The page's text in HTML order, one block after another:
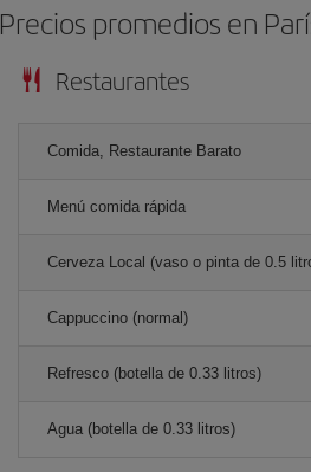
Precios promedios en
Restaurantes
Comida, Restaurante Barato
Menú comida rápida
Cerveza Local (vaso o pinta de 0.5
Cappuccino (normal)
Refresco (botella de 0.33 litros)
Agua (botella de 0.33 litros)